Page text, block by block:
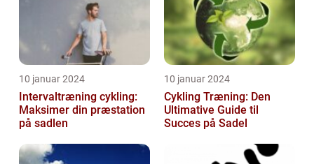
10 januar 2024
Intervaltræning cykling:
Maksimer din præstation
på sadlen
10 januar 2024
Cykling Træning: Den
Ultimative Guide til
Succes på Sadel